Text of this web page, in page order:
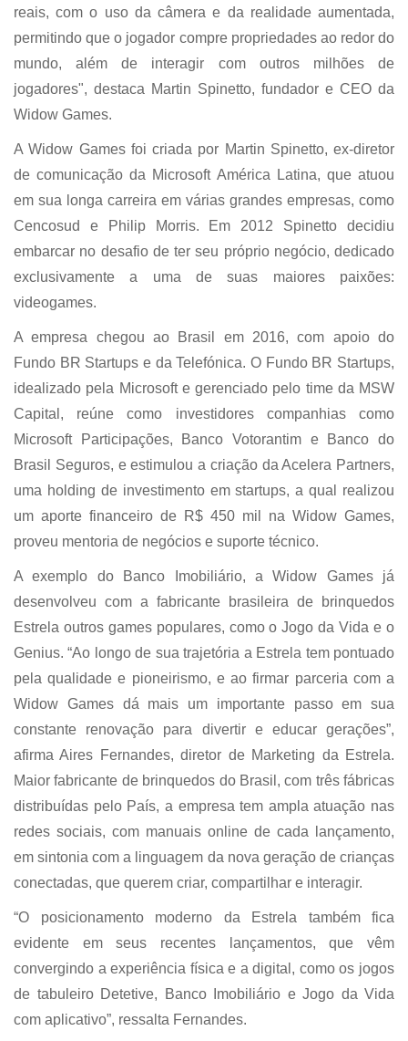
reais, com o uso da câmera e da realidade aumentada,
permitindo que o jogador compre propriedades ao redor do
mundo, além de interagir com outros milhões de
jogadores", destaca Martin Spinetto, fundador e CEO da
Widow Games.
A Widow Games foi criada por Martin Spinetto, ex-diretor
de comunicação da Microsoft América Latina, que atuou
em sua longa carreira em várias grandes empresas, como
Cencosud e Philip Morris. Em 2012 Spinetto decidiu
embarcar no desafio de ter seu próprio negócio, dedicado
exclusivamente a uma de suas maiores paixões:
videogames.
A empresa chegou ao Brasil em 2016, com apoio do
Fundo BR Startups e da Telefónica. O Fundo BR Startups,
idealizado pela Microsoft e gerenciado pelo time da MSW
Capital, reúne como investidores companhias como
Microsoft Participações, Banco Votorantim e Banco do
Brasil Seguros, e estimulou a criação da Acelera Partners,
uma holding de investimento em startups, a qual realizou
um aporte financeiro de R$ 450 mil na Widow Games,
proveu mentoria de negócios e suporte técnico.
A exemplo do Banco Imobiliário, a Widow Games já
desenvolveu com a fabricante brasileira de brinquedos
Estrela outros games populares, como o Jogo da Vida e o
Genius. “Ao longo de sua trajetória a Estrela tem pontuado
pela qualidade e pioneirismo, e ao firmar parceria com a
Widow Games dá mais um importante passo em sua
constante renovação para divertir e educar gerações”,
afirma Aires Fernandes, diretor de Marketing da Estrela.
Maior fabricante de brinquedos do Brasil, com três fábricas
distribuídas pelo País, a empresa tem ampla atuação nas
redes sociais, com manuais online de cada lançamento,
em sintonia com a linguagem da nova geração de crianças
conectadas, que querem criar, compartilhar e interagir.
“O posicionamento moderno da Estrela também fica
evidente em seus recentes lançamentos, que vêm
convergindo a experiência física e a digital, como os jogos
de tabuleiro Detetive, Banco Imobiliário e Jogo da Vida
com aplicativo”, ressalta Fernandes.